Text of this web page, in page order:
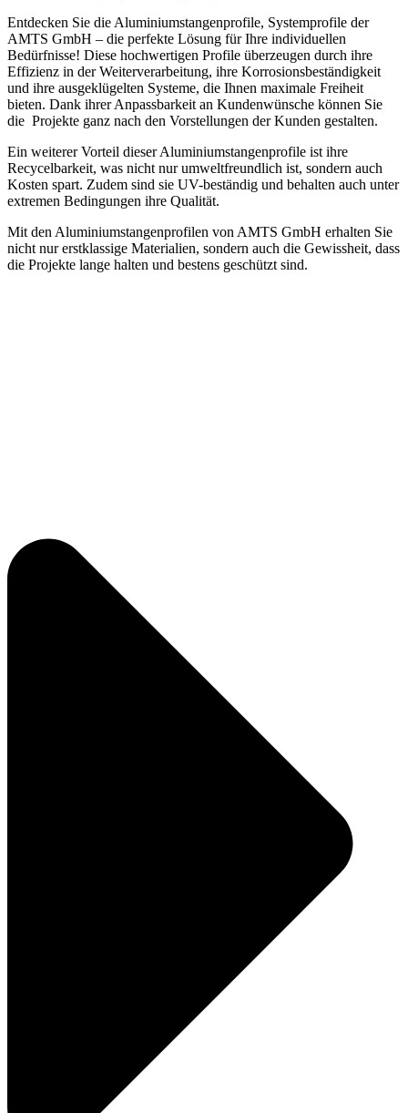
Entdecken Sie die Aluminiumstangenprofile, Systemprofile der
AMTS GmbH – die perfekte Lösung für Ihre individuellen
Bedürfnisse! Diese hochwertigen Profile überzeugen durch ihre
Effizienz in der Weiterverarbeitung, ihre Korrosionsbeständigkeit
und ihre ausgeklügelten Systeme, die Ihnen maximale Freiheit
bieten. Dank ihrer Anpassbarkeit an Kundenwünsche können Sie
die Projekte ganz nach den Vorstellungen der Kunden gestalten.
Ein weiterer Vorteil dieser Aluminiumstangenprofile ist ihre
Recycelbarkeit, was nicht nur umweltfreundlich ist, sondern auch
Kosten spart. Zudem sind sie UV-beständig und behalten auch unter
extremen Bedingungen ihre Qualität.
Mit den Aluminiumstangenprofilen von AMTS GmbH erhalten Sie
nicht nur erstklassige Materialien, sondern auch die Gewissheit, dass
die Projekte lange halten und bestens geschützt sind.